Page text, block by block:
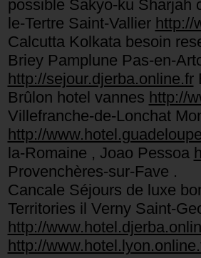
possible Sakyo-ku Sharjah
le-Tertre Saint-Vallier http://
Calcutta Kolkata besoin
Briey Pamplune Pas-en-
http://sejour.djerba.online.fr
Brûlon hotel vannes http://
Villefranche-de-Lonchat
http://
la-Romaine , Joao Pessoa
Provenchères-sur-Fave .
Cancale Séjours de luxe
Territories il Verny Saint-
http://
http://